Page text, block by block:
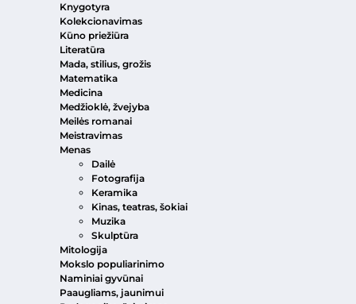
Knygotyra
Kolekcionavimas
Kūno priežiūra
Literatūra
Mada, stilius, grožis
Matematika
Medicina
Medžioklė, žvejyba
Meilės romanai
Meistravimas
Menas
Dailė
Fotografija
Keramika
Kinas, teatras, šokiai
Muzika
Skulptūra
Mitologija
Mokslo populiarinimo
Naminiai gyvūnai
Paaugliams, jaunimui